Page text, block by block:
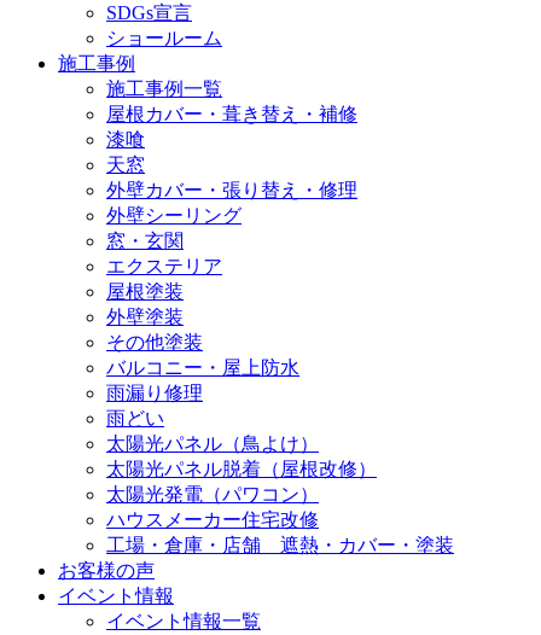
SDGs宣言
ショールーム
施工事例
施工事例一覧
屋根カバー・葺き替え・補修
漆喰
天窓
外壁カバー・張り替え・修理
外壁シーリング
窓・玄関
エクステリア
屋根塗装
外壁塗装
その他塗装
バルコニー・屋上防水
雨漏り修理
雨どい
太陽光パネル（鳥よけ）
太陽光パネル脱着（屋根改修）
太陽光発電（パワコン）
ハウスメーカー住宅改修
工場・倉庫・店舗 遮熱・カバー・塗装
お客様の声
イベント情報
イベント情報一覧